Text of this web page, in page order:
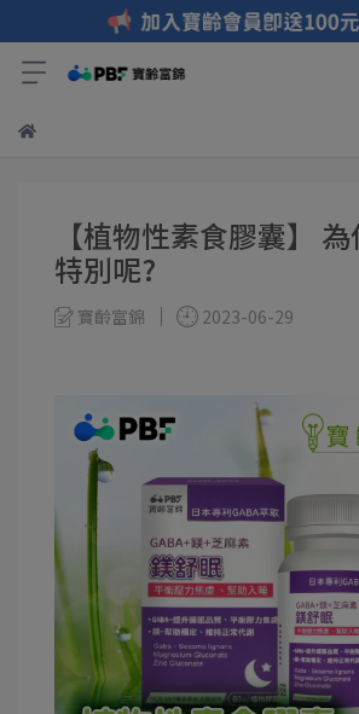
【植物性素食膠囊】
特別呢?
寶齡富錦 2023-06-29